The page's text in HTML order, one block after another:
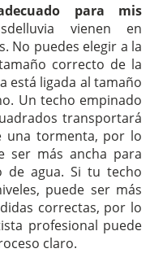
para mis
vienen en
No puedes elegir a la
correcto de la
está ligada al tamaño
Un techo empinado
transportará
una tormenta, por lo
ser más ancha para
agua. Si tu techo
puede ser más
correctas, por lo
profesional puede
claro.